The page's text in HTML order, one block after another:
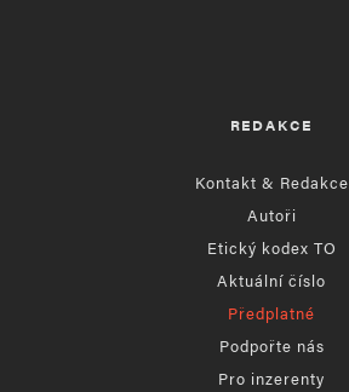
REDAKCE
Kontakt & Redakce
Autoři
Etický kodex TO
Aktuální číslo
Předplatné
Podpořte nás
Pro inzerenty